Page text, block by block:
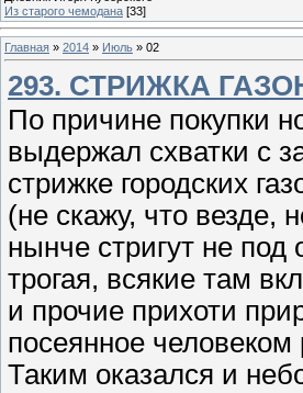
Из старого чемодана [33]
Главная » 2014 » Июль » 02
293. СТРИЖКА
По причине покупки
выдержал схватки с
стрижке городских
(не скажу, что везде,
нынче стригут не под
трогая, всякие там
и прочие прихоти
посеянное
Таким оказался и